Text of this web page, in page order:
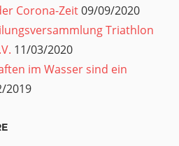
Corona-Zeit09/09/2020
Triathlon
11/03/2020
im Wasser sind ein
2019